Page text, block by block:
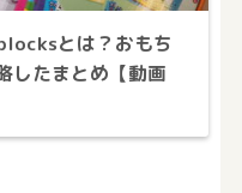
とは？おもち
したまとめ【動画